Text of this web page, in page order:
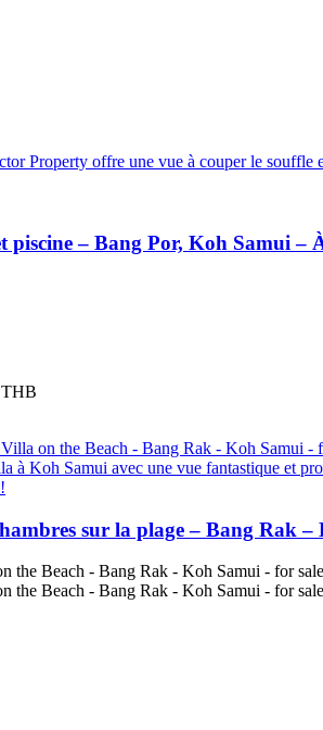
Property offre une vue à couper le souffle
piscine – Bang Por, Koh Samui –
THB
à Koh Samui avec une vue fantastique et
sur la plage – Bang Rak